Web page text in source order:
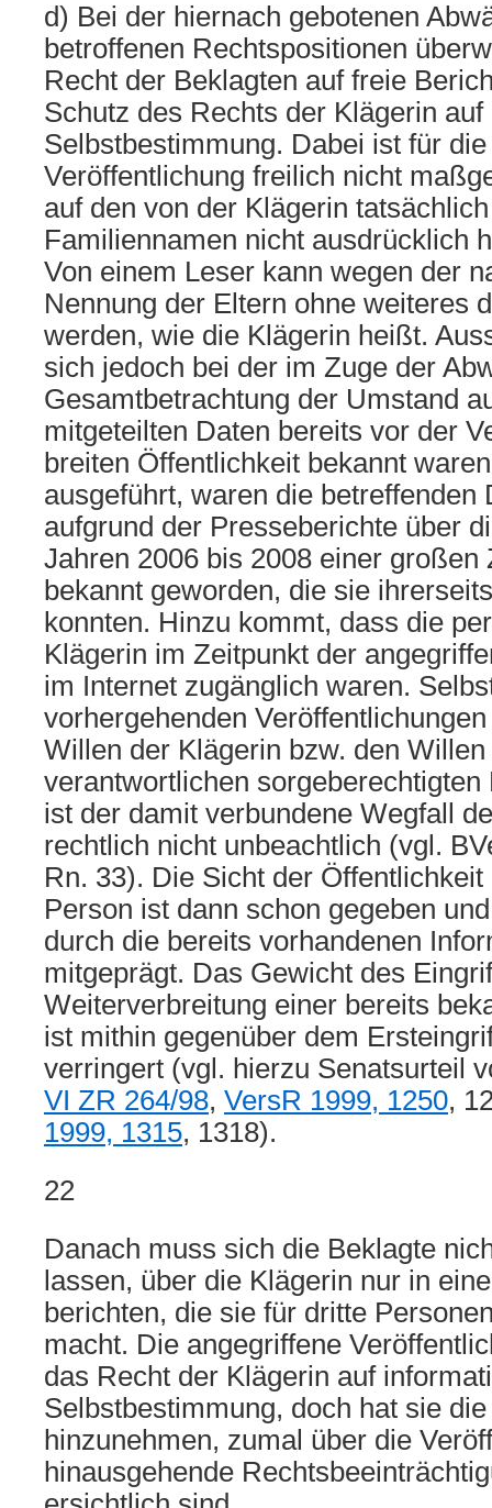
d) Bei der hiernach gebotenen
betroffenen Rechtspositionen
Recht der Beklagten auf freie
Schutz des Rechts der Klägerin
Selbstbestimmung. Dabei ist für
Veröffentlichung freilich nicht
auf den von der Klägerin
Familiennamen nicht ausdrücklich
Von einem Leser kann wegen der
Nennung der Eltern ohne weiteres
werden, wie die Klägerin heißt.
sich jedoch bei der im Zuge der
Gesamtbetrachtung der Umstand
mitgeteilten Daten bereits vor der
breiten Öffentlichkeit bekannt
ausgeführt, waren die betreffenden
aufgrund der Presseberichte über
Jahren 2006 bis 2008 einer großen
bekannt geworden, die sie
konnten. Hinzu kommt, dass die
Klägerin im Zeitpunkt der
im Internet zugänglich waren.
vorhergehenden
Willen der Klägerin bzw. den
verantwortlichen
ist der damit verbundene Wegfall
rechtlich nicht unbeachtlich (vgl.
Rn. 33). Die Sicht der
Person ist dann schon gegeben
durch die bereits vorhandenen
mitgeprägt. Das Gewicht des
Weiterverbreitung einer bereits
ist mithin gegenüber dem
verringert (vgl. hierzu Senatsurteil
VI ZR 264/98, VersR 1999, 1250,
1999, 1315, 1318).
22
Danach muss sich die Beklagte
lassen, über die Klägerin nur in
berichten, die sie für dritte
macht. Die angegriffene
das Recht der Klägerin auf
Selbstbestimmung, doch hat sie
hinzunehmen, zumal über die
hinausgehende